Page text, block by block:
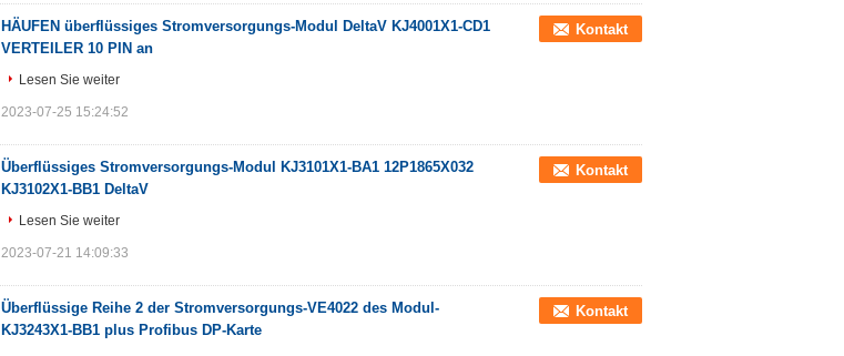
HÄUFEN überflüssiges Stromversorgungs-Modul DeltaV KJ4001X1-CD1
VERTEILER 10 PIN an
Kontakt
Lesen Sie weiter
2023-07-25 15:24:52
Überflüssiges Stromversorgungs-Modul KJ3101X1-BA1 12P1865X032
KJ3102X1-BB1 DeltaV
Kontakt
Lesen Sie weiter
2023-07-21 14:09:33
Überflüssige Reihe 2 der Stromversorgungs-VE4022 des Modul-
KJ3243X1-BB1 plus Profibus DP-Karte
Kontakt